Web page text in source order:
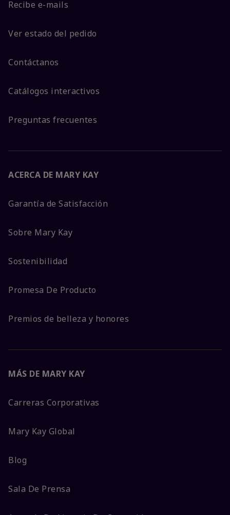
Recibe e-mails
Ver estado del pedido
Contáctanos
Catálogos interactivos
Preguntas frecuentes
ACERCA DE MARY KAY
Garantía de Satisfacción
Sobre Mary Kay
Sostenibilidad
Promesa De Producto
Premios de belleza y honores
MÁS DE MARY KAY
Carreras Corporativas
Mary Kay Global
Blog
Sala De Prensa